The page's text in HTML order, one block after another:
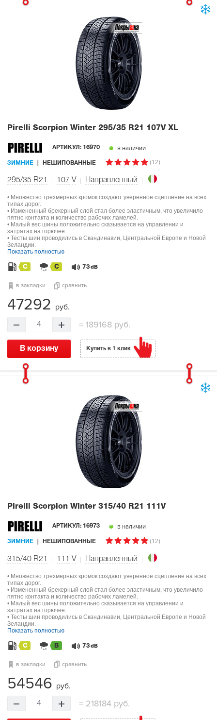
Pirelli Scorpion Winter 295/35 R21 107V XL
АРТИКУЛ: 16970 в наличии
ЗИМНИЕ НЕШИПОВАННЫЕ (12)
295/35 R21 107 V Направленный
• Множество трехмерных кромок создают уверенное сцепление на всех
типах дорог.
• Измененный брекерный слой стал более эластичным, что увеличило
пятно контакта и количество рабочих ламелей.
• Малый вес шины положительно сказывается на управлении и
затратах на горючее.
• Тесты шин проводились в Скандинавии, Центральной Европе и Новой
Зеландии.
Показать полностью
C C 73 dB
в закладки сравнить
47292 руб.
4 =189168 руб.
В корзину Купить в 1 клик
Pirelli Scorpion Winter 315/40 R21 111V
АРТИКУЛ: 16973 в наличии
ЗИМНИЕ НЕШИПОВАННЫЕ (12)
315/40 R21 111 V Направленный
• Множество трехмерных кромок создают уверенное сцепление на всех
типах дорог.
• Измененный брекерный слой стал более эластичным, что увеличило
пятно контакта и количество рабочих ламелей.
• Малый вес шины положительно сказывается на управлении и
затратах на горючее.
• Тесты шин проводились в Скандинавии, Центральной Европе и Новой
Зеландии.
Показать полностью
C B 73 dB
в закладки сравнить
54546 руб.
4 = 218184 руб.